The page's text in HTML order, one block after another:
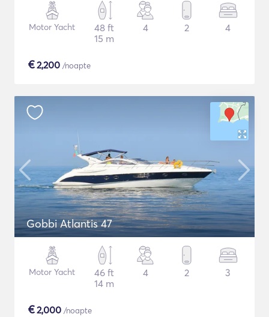
Motor Yacht
48 ft
15 m
4 2 4
€2,200 /noapte
Gobbi Atlantis 47
Motor Yacht
46 ft
14 m
4 2 3
€2,000 /noapte